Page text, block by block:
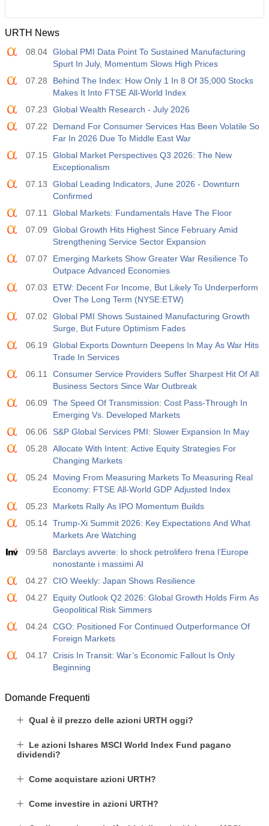
URTH News
08.04 Global PMI Data Point To Sustained Manufacturing
Spurt In July, Momentum Slows High Prices
07.28
Behind The Index: How Only 1 In 8 Of 35,000 Stocks
Makes It Into FTSE All-World Index
07.23
Global Wealth Research - July 2026
07.22
Demand For Consumer Services Has Been Volatile So
Far In 2026 Due To Middle East War
07.15
Global Market Perspectives Q3 2026: The New
Exceptionalism
07.13
Global Leading Indicators, June 2026 - Downturn
Confirmed
07.11
Global Markets: Fundamentals Have The Floor
07.09
Global Growth Hits Highest Since February Amid
Strengthening Service Sector Expansion
07.07
Emerging Markets Show Greater War Resilience To
Outpace Advanced Economies
07.03
ETW: Decent For Income, But Likely To Underperform
Over The Long Term (NYSE:ETW)
07.02
Global PMI Shows Sustained Manufacturing Growth
Surge, But Future Optimism Fades
06.19
Global Exports Downturn Deepens In May As War Hits
Trade In Services
06.11
Consumer Service Providers Suffer Sharpest Hit Of All
Business Sectors Since War Outbreak
06.09
The Speed Of Transmission: Cost Pass-Through In
Emerging Vs. Developed Markets
06.06
S&P Global Services PMI: Slower Expansion In May
05.28
Allocate With Intent: Active Equity Strategies For
Changing Markets
05.24
Moving From Measuring Markets To Measuring Real
Economy: FTSE All-World GDP Adjusted Index
05.23
Markets Rally As IPO Momentum Builds
05.14 Trump-Xi Summit 2026: Key Expectations And What
Markets Are Watching
09:58
Barclays avverte: lo shock petrolifero frena l’Europe
nonostante i massimi AI
04.27
CIO Weekly: Japan Shows Resilience
04.27
Equity Outlook Q2 2026: Global Growth Holds Firm As
Geopolitical Risk Simmers
04.24 CGO: Positioned For Continued Outperformance Of
Foreign Markets
04.17
Crisis In Transit: War’s Economic Fallout Is Only
Beginning
Domande Frequenti
Qual è il prezzo delle azioni URTH oggi?
Le azioni Ishares MSCI World Index Fund pagano
dividendi?
Come acquistare azioni URTH?
Come investire in azioni URTH?